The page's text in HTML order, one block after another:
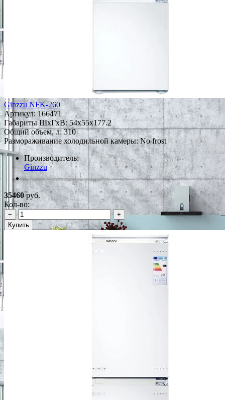
Ginzzu NFK-260
Артикул:166471
Габариты ШxГxВ: 54x55x177.2
Общий объем, л: 310
Размораживание холодильной камеры: No frost
Производитель:
Ginzzu
*Наличие уточняйте у менеджера
35460руб.
Кол-во:
−
+
Купить